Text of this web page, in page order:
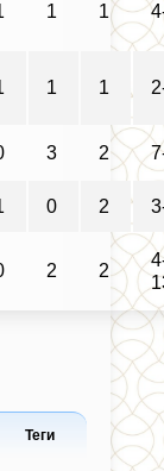
1 1
1 1
3 2
0 2
2 2
Теги